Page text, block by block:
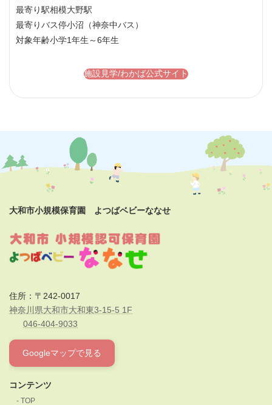
最寄り駅相模大野駅
最寄りバス停小沼（神奈中バス）
対象年齢小学1年生～6年生
施設見学/わかば公式サイト
大和市小規模保育園 よつばベビーななせ
住所：〒242-0017
神奈川県大和市大和東3-15-5 1F
046-404-9033
Googleマップで見る
コンテンツ
TOP